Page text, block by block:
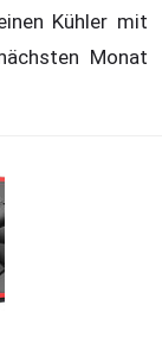
Kühler mit
Monat